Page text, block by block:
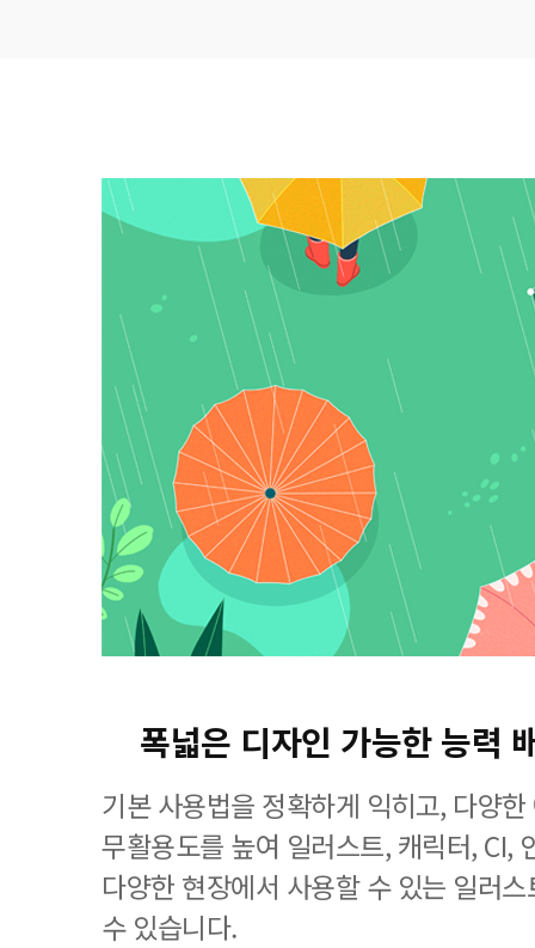
폭넓은 디자인 가능한 능력
기본 사용법을 정확하게 익히고, 다양
무활용도를 높여 일러스트, 캐릭터, CI,
다양한 현장에서 사용할 수 있는 일러
수 있습니다.